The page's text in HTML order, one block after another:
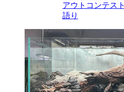
アウトコンテスト
語り